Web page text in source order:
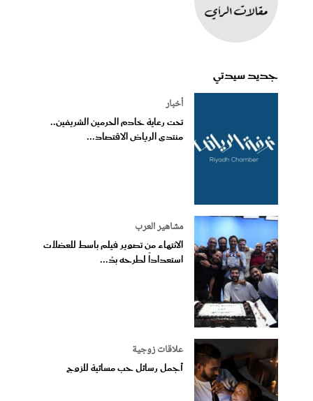
جديد سيدتي
أخبار
تحت رعاية خادم الحرمين الشريفين..
منتدى الرياض الاقتصاد...
مشاهير العرب
الانتهاء من تصوير فيلم باسط للعضلات
استعداداً لطرحه بدُ...
علاقات زوجية
أجمل رسائل حب مسائية للزوج